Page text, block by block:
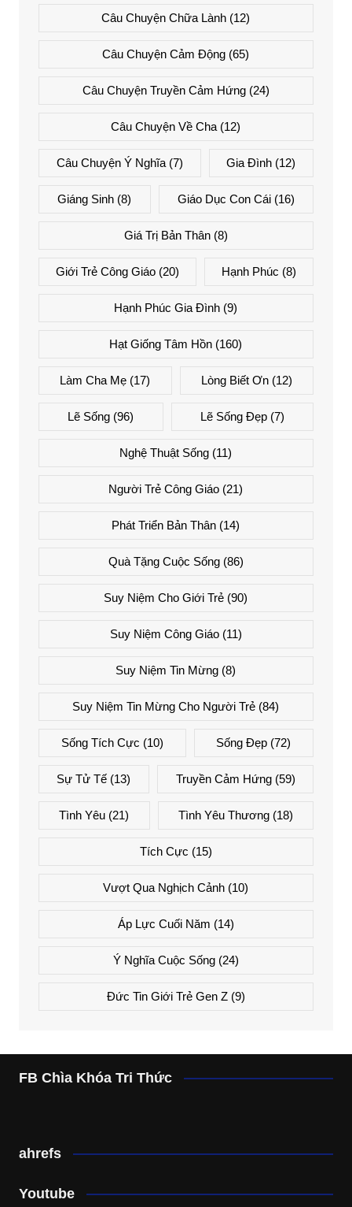
Câu Chuyện Chữa Lành (12)
Câu Chuyện Cảm Động (65)
Câu Chuyện Truyền Cảm Hứng(24)
Câu Chuyện Về Cha (12)
Câu Chuyện Ý Nghĩa(7) Gia Đình (12)
Giáng Sinh (8) Giáo Dục Con Cái(16)
Giá Trị Bản Thân(8)
Giới Trẻ Công Giáo(20) Hạnh Phúc (8)
Hạnh Phúc Gia Đình (9)
Hạt Giống Tâm Hồn (160)
Làm Cha Mẹ (17) Lòng Biết Ơn(12)
Lẽ Sống (96) Lẽ Sống Đẹp(7)
Nghệ Thuật Sống (11)
Người Trẻ Công Giáo (21)
Phát Triển Bản Thân (14)
Quà Tặng Cuộc Sống(86)
Suy Niệm Cho Giới Trẻ (90)
Suy Niệm Công Giáo(11)
Suy Niệm Tin Mừng (8)
Suy Niệm Tin Mừng Cho Người Trẻ (84)
Sống Tích Cực (10) Sống Đẹp (72)
Sự Tử Tế (13) Truyền Cảm Hứng(59)
Tình Yêu (21) Tình Yêu Thương(18)
Tích Cực (15)
Vượt Qua Nghịch Cảnh (10)
Áp Lực Cuối Năm (14)
Ý Nghĩa Cuộc Sống(24)
Đức Tin Giới Trẻ Gen Z(9)
FB Chìa Khóa Tri Thức
ahrefs
Youtube